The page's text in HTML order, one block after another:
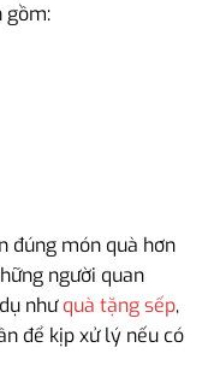
gồm:
đúng món quà hơn
người quan
nhưquà tặng sếp,
để kịp xử lý nếu có